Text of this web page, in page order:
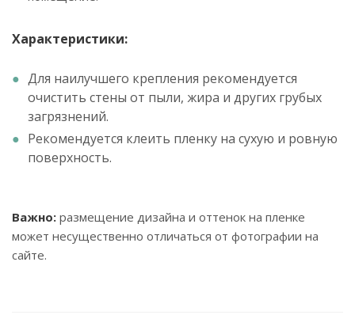
Характеристики:
Для наилучшего крепления рекомендуется
очистить стены от пыли, жира и других грубых
загрязнений.
Рекомендуется клеить пленку на сухую и ровную
поверхность.
Важно: размещение дизайна и оттенок на пленке
может несущественно отличаться от фотографии на
сайте.